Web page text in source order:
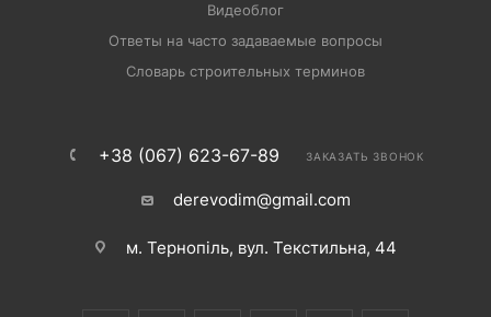
Видеоблог
Ответы на часто задаваемые вопросы
Словарь строительных терминов
+38 (067) 623-67-89 ЗАКАЗАТЬ ЗВОНОК
derevodim@gmail.com
м. Тернопіль, вул. Текстильна, 44